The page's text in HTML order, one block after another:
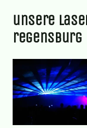
unsere
regensburg